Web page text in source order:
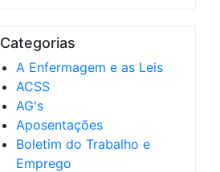
Categorias
A Enfermagem e as Leis
ACSS
AG's
Aposentações
Boletim do Trabalho e
Emprego